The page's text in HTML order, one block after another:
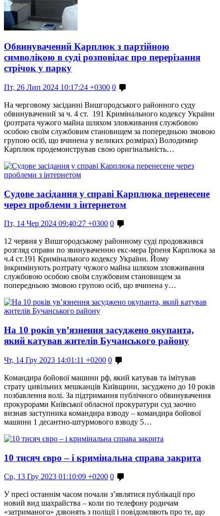
Обвинувачений Карплюк з партійною
символікою в суді розповідає про перерізання
стрічок у парку
Пт, 26 Лип 2024 10:17:24 +0300 0
На черговому засіданні Вишгородського районного суду
обвинувачений за ч. 4 ст. 191 Кримінального кодексу України
(розтрата чужого майна шляхом зловживання службовою
особою своїм службовим становищем за попередньою змовою
групою осіб, що вчинена у великих розмірах) Володимир
Карплюк продемонстрував свою оригінальність…
Судове засідання у справі Карплюка перенесене
через проблеми з інтернетом
Пт, 14 Чер 2024 09:40:27 +0300 0
12 червня у Вишгородському районному суді продовжився
розгляд справи по звинуваченню екс-мера Ірпеня Карплюка за
ч.4 ст.191 Кримінального кодексу України. Йому
інкримінують розтрату чужого майна шляхом зловживання
службовою особою своїм службовим становищем за
попередньою змовою групою осіб, що вчинена у…
На 10 років ув’язнення засуджено окупанта,
який катував жителів Бучанського району
Чт, 14 Гру 2023 14:01:11 +0200 0
Командира бойової машини рф, який катував та імітував
страту цивільних мешканців Київщини, засуджено до 10 років
позбавлення волі. За підтримання публічного обвинувачення
прокурорами Київської обласної прокуратури суд заочно
визнав заступника командира взводу – командира бойової
машини 1 десантно-штурмового взводу 5…
10 тисяч євро – і кримінальна справа закрита
Ср, 13 Гру 2023 01:10:09 +0200 0
У пресі останнім часом почали з’являтися публікації про
новий вид шахрайства – коли по телефону родичам
«затриманого» дзвонять з поліції і повідомляють про те, що